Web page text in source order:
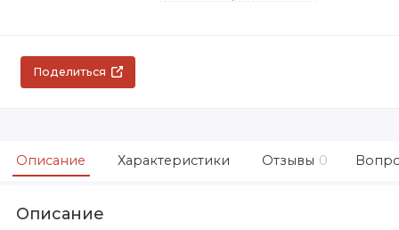
Поделиться
Описание Характеристики Отзывы 0
Описание